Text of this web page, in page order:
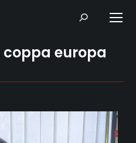
Search:
coppa europa